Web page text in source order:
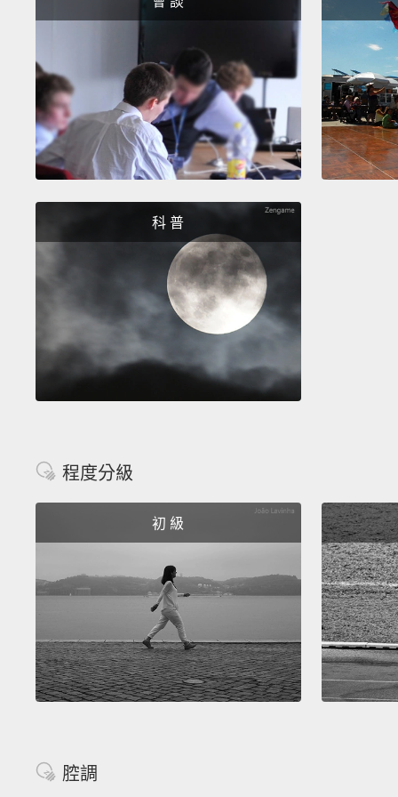
科 普
程度分級
初 級
腔調